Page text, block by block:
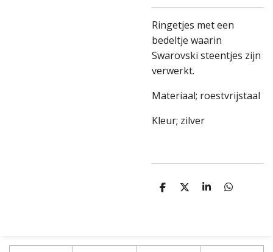
Ringetjes met een
bedeltje waarin
Swarovski steentjes zijn
verwerkt.
Materiaal; roestvrijstaal
Kleur; zilver
D
D
S
D